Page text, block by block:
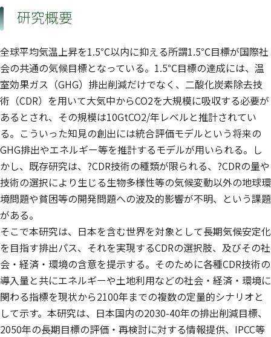
研究概要
全球平均気温上昇を1.5℃以内に抑える所謂1.5℃目標が国際社
会の共通の気候目標となっている。1.5℃目標の達成には、温
室効果ガス（GHG）排出削減だけでなく、二酸化炭素除去技
術（CDR）を用いて大気中からCO2を大規模に吸収する必要が
あるとされ、その規模は10GtCO2/年レベルと推計されてい
る。こういった知見の創出には統合評価モデルという将来の
GHG排出やエネルギー等を推計するモデルが用いられる。し
かし、既存研究は、?CDR技術の種類が限られる、?CDRの量や
技術の選択により生じる生物多様性等の気候変動以外の地球環
境問題や貧困等の開発問題への波及的影響が不明、という課題
がある。
そこで本研究は、日本を含む世界を対象として長期気候安定化
を目指す排出パス、それを実現するCDRの選択肢、及びその社
会・経済・環境の含意を提示する。そのために各種CDR技術の
導入量と共にエネルギーや土地利用などの社会・経済・環境に
関わる指標を現状から2100年までの複数の定量的シナリオと
して示す。本研究は、日本国内の2030-40年の排出削減目標、
2050年の長期目標の評価・再検討に対する情報提供、IPCC等